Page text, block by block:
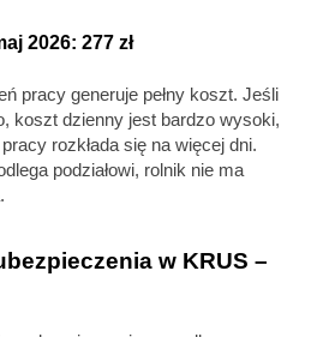
2026: 277 zł
pracy generuje pełny koszt. Jeśli
koszt dzienny jest bardzo wysoki,
rozkłada się na więcej dni.
podziałowi, rolnik nie ma
w KRUS –